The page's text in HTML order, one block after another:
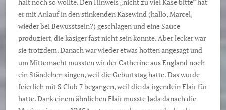
halt noch so wollte. Den Hinweis „nicht zu viel Käse bitte“ hat
er mit Anlauf in den stinkenden Käsewind (hallo, Marcel,
wieder bei Bewusstsein?) geschlagen und eine Sauce
produziert, die käsiger fast nicht sein konnte. Aber lecker war
sie trotzdem. Danach war wieder etwas hotten angesagt und
um Mitternacht mussten wir der Catherine aus England noch
ein Ständchen singen, weil die Geburtstag hatte. Das wurde
feierlich mit S Club 7 begangen, weil die da irgendein Flair für
hatte. Dank einem ähnlichen Flair musste Jada danach die